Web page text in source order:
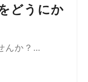
どうにか
んか？…